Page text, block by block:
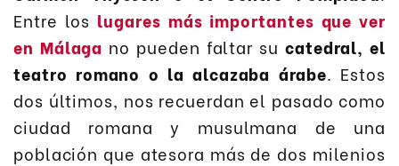
Entre los lugares más importantes que ver
en Málaga no pueden faltar su catedral, el
teatro romano o la alcazaba árabe. Estos
dos últimos, nos recuerdan el pasado como
ciudad romana y musulmana de una
población que atesora más de dos milenios